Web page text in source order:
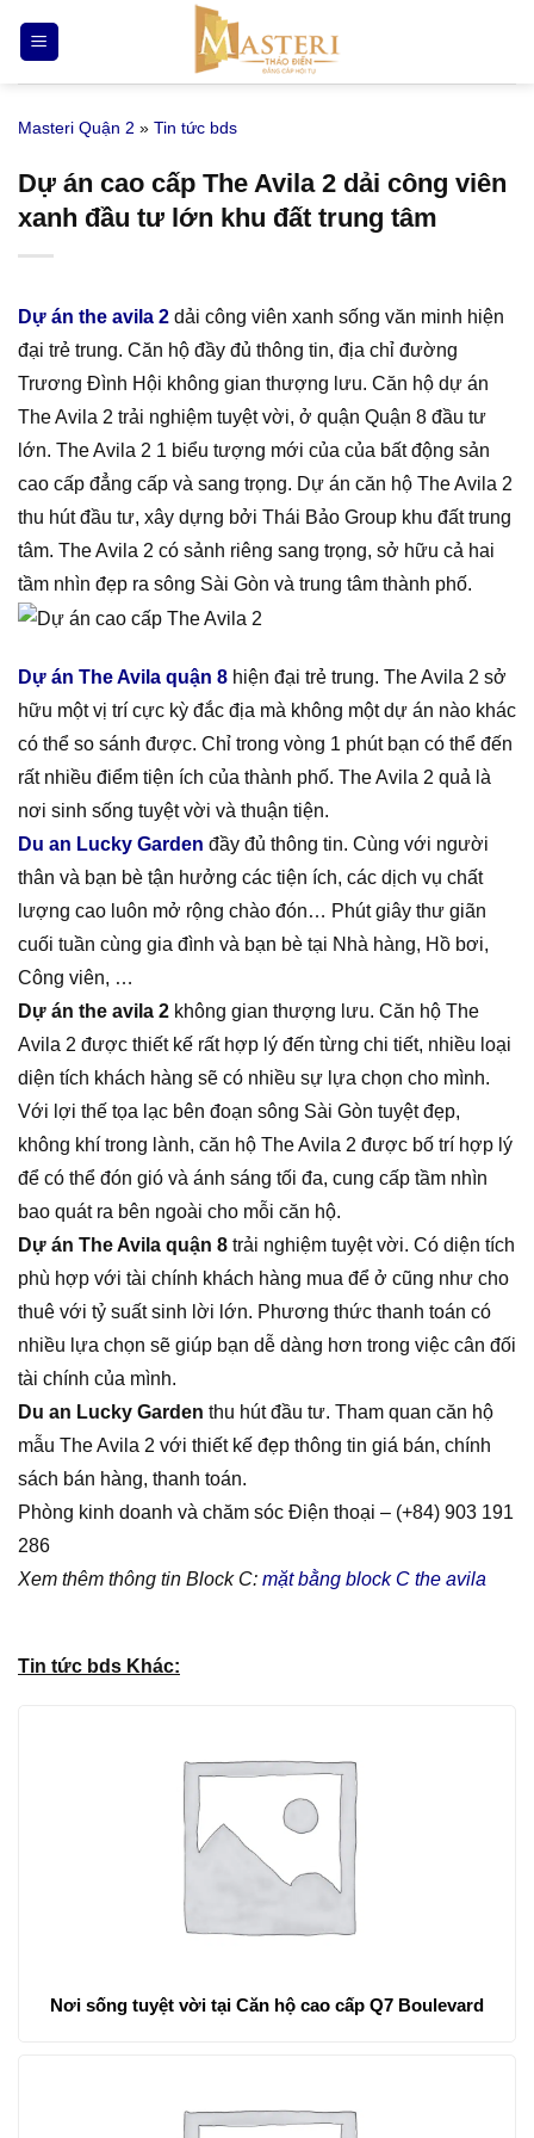
qua
nội
Masteri Quận 2 » Tin tức bds
Dự án cao cấp The Avila 2 dải công viên
xanh đầu tư lớn khu đất trung tâm
Dự án the avila 2 dải công viên xanh sống văn minh hiện
đại trẻ trung. Căn hộ đầy đủ thông tin, địa chỉ đường
Trương Đình Hội không gian thượng lưu. Căn hộ dự án
The Avila 2 trải nghiệm tuyệt vời, ở quận Quận 8 đầu tư
lớn. The Avila 2 1 biểu tượng mới của của bất động sản
cao cấp đẳng cấp và sang trọng. Dự án căn hộ The Avila 2
thu hút đầu tư, xây dựng bởi Thái Bảo Group khu đất trung
tâm. The Avila 2 có sảnh riêng sang trọng, sở hữu cả hai
tầm nhìn đẹp ra sông Sài Gòn và trung tâm thành phố.
Dự án The Avila quận 8 hiện đại trẻ trung. The Avila 2 sở
hữu một vị trí cực kỳ đắc địa mà không một dự án nào khác
có thể so sánh được. Chỉ trong vòng 1 phút bạn có thể đến
rất nhiều điểm tiện ích của thành phố. The Avila 2 quả là
nơi sinh sống tuyệt vời và thuận tiện.
Du an Lucky Garden đầy đủ thông tin. Cùng với người
thân và bạn bè tận hưởng các tiện ích, các dịch vụ chất
lượng cao luôn mở rộng chào đón… Phút giây thư giãn
cuối tuần cùng gia đình và bạn bè tại Nhà hàng, Hồ bơi,
Công viên, …
Dự án the avila 2 không gian thượng lưu. Căn hộ The
Avila 2 được thiết kế rất hợp lý đến từng chi tiết, nhiều loại
diện tích khách hàng sẽ có nhiều sự lựa chọn cho mình.
Với lợi thế tọa lạc bên đoạn sông Sài Gòn tuyệt đẹp,
không khí trong lành, căn hộ The Avila 2 được bố trí hợp lý
để có thể đón gió và ánh sáng tối đa, cung cấp tầm nhìn
bao quát ra bên ngoài cho mỗi căn hộ.
Dự án The Avila quận 8 trải nghiệm tuyệt vời. Có diện tích
phù hợp với tài chính khách hàng mua để ở cũng như cho
thuê với tỷ suất sinh lời lớn. Phương thức thanh toán có
nhiều lựa chọn sẽ giúp bạn dễ dàng hơn trong việc cân đối
tài chính của mình.
Du an Lucky Garden thu hút đầu tư. Tham quan căn hộ
mẫu The Avila 2 với thiết kế đẹp thông tin giá bán, chính
sách bán hàng, thanh toán.
Phòng kinh doanh và chăm sóc Điện thoại – (+84) 903 191
286
Xem thêm thông tin Block C: mặt bằng block C the avila
Tin tức bds Khác:
Nơi sống tuyệt vời tại Căn hộ cao cấp Q7 Boulevard